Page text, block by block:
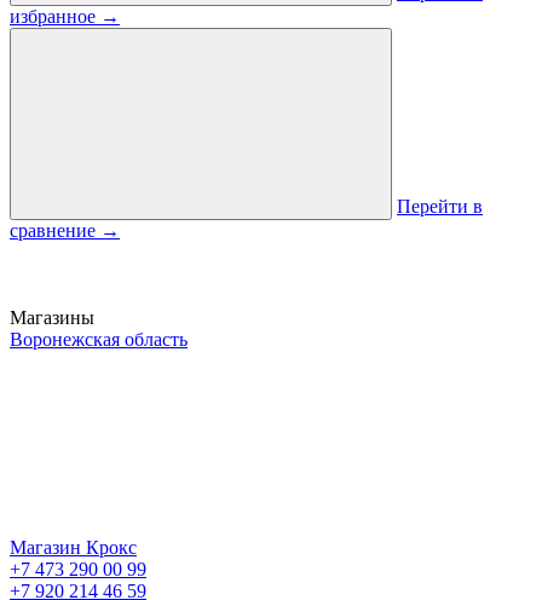
избранное →
Перейти в
сравнение →
Магазины
Воронежская область
Магазин Крокс
+7 473 290 00 99
+7 920 214 46 59